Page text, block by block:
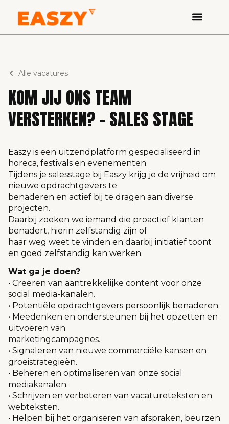
Alle vacatures
KOM JIJ ONS TEAM
VERSTERKEN? – SALES STAGE
Easzy is een uitzendplatform gespecialiseerd in
horeca, festivals en evenementen.
Tijdens je salesstage bij Easzy krijg je de vrijheid om
nieuwe opdrachtgevers te
benaderen en actief bij te dragen aan diverse
projecten.
Daarbij zoeken we iemand die proactief klanten
benadert, hierin zelfstandig zijn of
haar weg weet te vinden en daarbij initiatief toont
en goed zelfstandig kan werken.
Wat ga je doen?
• Creëren van aantrekkelijke content voor onze
social media-kanalen.
• Potentiële opdrachtgevers persoonlijk benaderen.
• Meedenken en ondersteunen bij het opzetten en
uitvoeren van
marketingcampagnes.
• Signaleren van nieuwe commerciële kansen en
groeistrategieën.
• Beheren en optimaliseren van onze social
mediakanalen.
• Schrijven en verbeteren van vacatureteksten en
webteksten.
• Helpen bij het organiseren van afspraken, beurzen